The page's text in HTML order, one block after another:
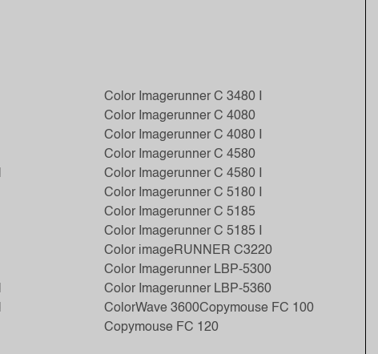
Color Imagerunner C 3480 I
Color Imagerunner C 4080
Color Imagerunner C 4080 I
Color Imagerunner C 4580
Color Imagerunner C 4580 I
Color Imagerunner C 5180 I
Color Imagerunner C 5185
Color Imagerunner C 5185 I
Color imageRUNNER C3220
Color Imagerunner LBP-5300
Color Imagerunner LBP-5360
ColorWave 3600Copymouse FC 100
Copymouse FC 120